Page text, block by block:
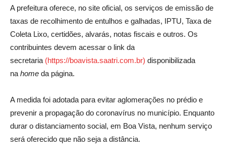
A prefeitura oferece, no site oficial, os serviços de emissão de
taxas de recolhimento de entulhos e galhadas, IPTU, Taxa de
Coleta Lixo, certidões, alvarás, notas fiscais e outros. Os
contribuintes devem acessar o link da
secretaria (https://boavista.saatri.com.br) disponibilizada
na home da página.
A medida foi adotada para evitar aglomerações no prédio e
prevenir a propagação do coronavírus no município. Enquanto
durar o distanciamento social, em Boa Vista, nenhum serviço
será oferecido que não seja a distância.